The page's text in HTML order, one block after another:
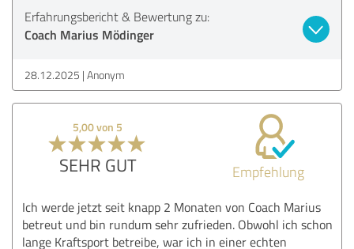
Erfahrungsbericht & Bewertung zu:
Coach Marius Mödinger
28.12.2025 Anonym
5,00 von 5
SEHR GUT Empfehlung
Ich werde jetzt seit knapp 2 Monaten von Coach Marius
betreut und bin rundum sehr zufrieden. Obwohl ich schon
lange Kraftsport betreibe, war ich in einer echten